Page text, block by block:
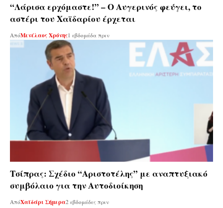
“Λάρισα ερχόμαστε!” – Ο Αυγερινός φεύγει, το
αστέρι του Χαϊδαρίου έρχεται
ΑπόΜενέλαος Χρόνης1 εβδομάδα πριν
Τσίπρας: Σχέδιο “Αριστοτέλης” με αναπτυξιακό
συμβόλαιο για την Αυτοδιοίκηση
ΑπόΧαϊδάρι Σήμερα2 εβδομάδες πριν